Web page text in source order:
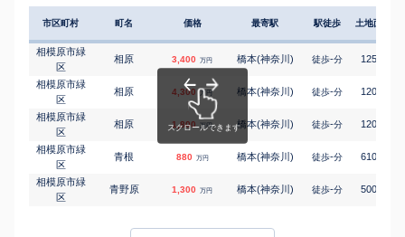
市区町村 町名 価格 最寄駅 駅徒歩 土地面積
相模原市緑
区
相原 3,400 万円 橋本(神奈川) 徒歩-分 125
相模原市緑
区
相原 4,300 万円 橋本(神奈川) 徒歩-分 120
相模原市緑
区
相原 1,800 万円 橋本(神奈川) 徒歩-分 120
相模原市緑
区
青根 880 万円 橋本(神奈川) 徒歩-分 610
相模原市緑
区
青野原 1,300 万円 橋本(神奈川) 徒歩-分 500